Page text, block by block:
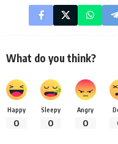
What do you think?
Happy
0
Sleepy
0
Angry
0